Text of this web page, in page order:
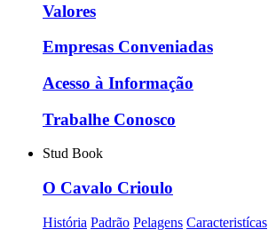
Valores
Empresas Conveniadas
Acesso à Informação
Trabalhe Conosco
Stud Book
O Cavalo Crioulo
História Padrão Pelagens Caracteristícas